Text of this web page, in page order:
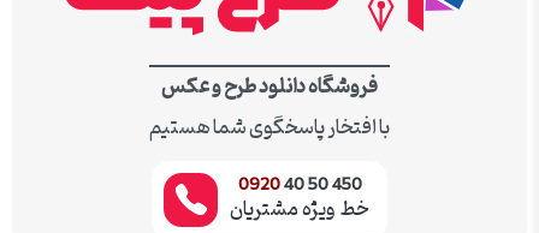
فروشگاه دانلود طرح و عکس
با افتخار پاسخگوی شما هستیم
450 50 40
0920
خط ویژه مشتریان